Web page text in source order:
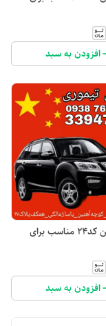
افزودن به سبد
فشنگی روغن کد۲۴ مناسب برای
افزودن به سبد